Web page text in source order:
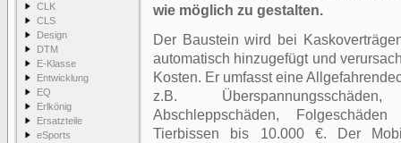
CLK
CLS
Design
DTM
E-Klasse
Entwicklung
EQ
Erlkönig
Ersatzteile
eSports
wie möglich zu gestalten.
Der Baustein wird bei
automatisch hinzugefügt und
Kosten. Er umfasst eine
z.B.
Abschleppschäden,
Tierbissen bis 10.000 €. Der